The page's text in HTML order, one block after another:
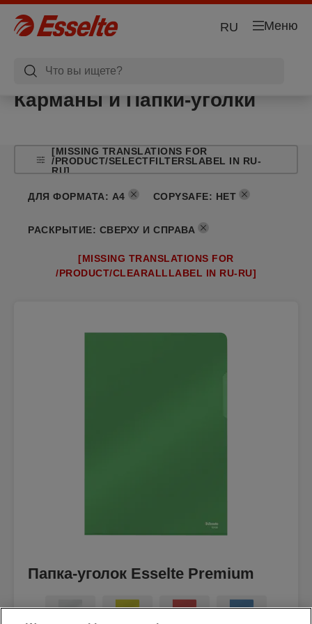
Меню
RU
Карманы и Папки-уголки
[MISSING TRANSLATIONS FOR
/PRODUCT/SELECTFILTERSLABEL IN RU-
RU]
ДЛЯ ФОРМАТА: A4 COPYSAFE: НЕТ
РАСКРЫТИЕ: СВЕРХУ И СПРАВА
[MISSING TRANSLATIONS FOR
/PRODUCT/CLEARALLLABEL IN RU-RU]
Папка-уголок Esselte Premium